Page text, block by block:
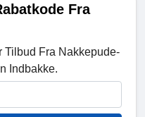
Fra
Tilbud Fra Nakkepude-
Indbakke.